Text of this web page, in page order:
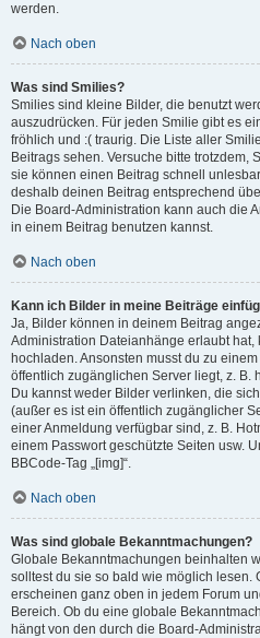
werden.
Nach oben
Was sind Smilies?
Smilies sind kleine Bilder, die benutzt
auszudrücken. Für jeden Smilie gibt es
fröhlich und :( traurig. Die Liste aller
Beitrags sehen. Versuche bitte trotzdem,
sie können einen Beitrag schnell
deshalb deinen Beitrag entsprechend
Die Board-Administration kann auch die
in einem Beitrag benutzen kannst.
Nach oben
Kann ich Bilder in meine Beiträge
Ja, Bilder können in deinem Beitrag
Administration Dateianhänge erlaubt
hochladen. Ansonsten musst du zu
öffentlich zugänglichen Server liegt, z. B.
Du kannst weder Bilder verlinken, die
(außer es ist ein öffentlich zugänglicher
einer Anmeldung verfügbar sind, z. B.
einem Passwort geschützte Seiten usw.
BBCode-Tag „[img]“.
Nach oben
Was sind globale Bekanntmachungen?
Globale Bekanntmachungen beinhalten
solltest du sie so bald wie möglich lesen.
erscheinen ganz oben in jedem Forum
Bereich. Ob du eine globale
hängt von den durch die Board-